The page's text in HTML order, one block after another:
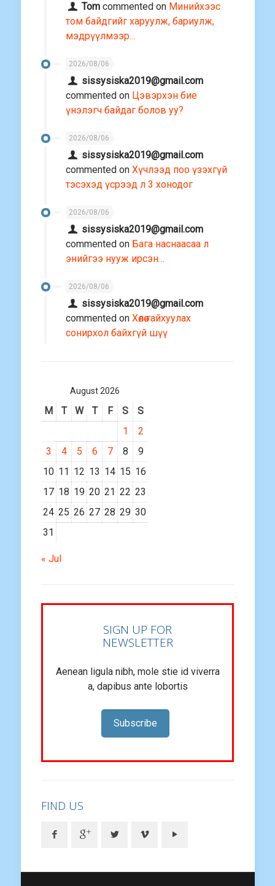
Tom commented on Минийхээс
том байдгийг харуулж, бариулж,
мэдрүүлмээр…
2026/08/06
sissysiska2019@gmail.com
commented on Цэвэрхэн бие
үнэлэгч байдаг болов уу?
2026/08/06
sissysiska2019@gmail.com
commented on Хүчлээд поо үзэхгүй
тэсэхэд үсрээд л 3 хонодог
2026/08/06
sissysiska2019@gmail.com
commented on Бага наснаасаа л
энийгээ нууж ирсэн…
2026/08/06
sissysiska2019@gmail.com
commented on Хөлөө гайхуулах
сонирхол байхгүй шүү
August 2026
M T W T F S
S
1
2
3
4 5 6 7 8
9
10 11 12 13 14 15 16
17 18 19 20 21 22 23
24 25 26 27 28 29 30
31
« Jul
SIGN UP FOR
NEWSLETTER
Aenean ligula nibh, mole stie id viverra
a, dapibus ante lobortis
Subscribe
FIND US